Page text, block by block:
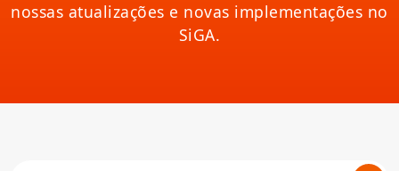
nossas atualizações e novas implementações no
SiGA.